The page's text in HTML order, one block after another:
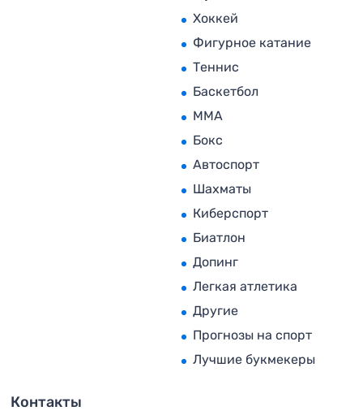
Хоккей
Фигурное катание
Теннис
Баскетбол
MMA
Бокс
Автоспорт
Шахматы
Киберспорт
Биатлон
Допинг
Легкая атлетика
Другие
Прогнозы на спорт
Лучшие букмекеры
Контакты